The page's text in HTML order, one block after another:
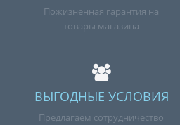
Пожизненная гарантия на
товары магазина
ВЫГОДНЫЕ УСЛОВИЯ
Предлагаем сотрудничество